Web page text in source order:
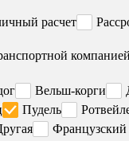
расчет
компанией
Вельш-корги
Пудель
Французский